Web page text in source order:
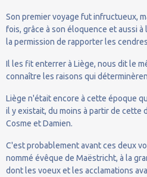
Son premier voyage fut infructueux,
fois, grâce à son éloquence et aussi
la permission de rapporter les
Il les fit enterrer à Liège, nous dit le
connaître les raisons qui
Liège n'était encore à cette époque
il y existait, du moins à partir de cette
Cosme et Damien.
C'est probablement avant ces deux
nommé évêque de Maëstricht, à la
dont les voeux et les acclamations